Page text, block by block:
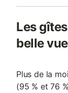
Les
belle
Plus de la
(95 % et 76